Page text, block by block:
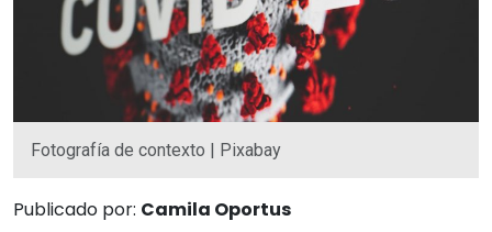
Fotografía de contexto | Pixabay
Publicado por: Camila Oportus